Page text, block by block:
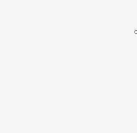
Geschichte der
Pfarrgemeinde